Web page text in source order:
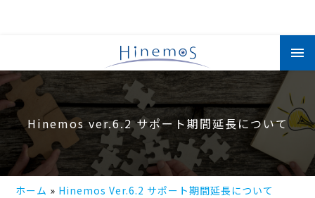
コ
ン
テ
Hinemos ver.6.2 サポート期間延長について
ホーム Hinemos Ver.6.2 サポート期間延長について